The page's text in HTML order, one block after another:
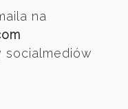
na
socialmediów